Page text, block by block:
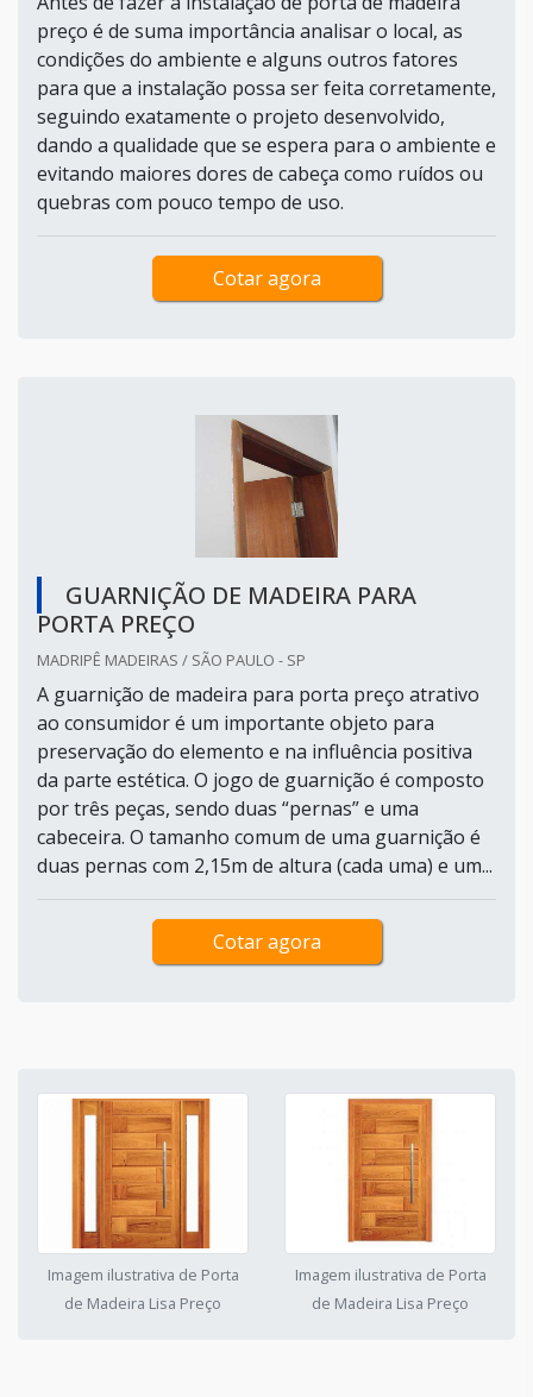
preço é de suma importância analisar o local, as
condições do ambiente e alguns outros fatores
para que a instalação possa ser feita corretamente,
seguindo exatamente o projeto desenvolvido,
dando a qualidade que se espera para o ambiente e
evitando maiores dores de cabeça como ruídos ou
quebras com pouco tempo de uso.
Cotar agora
GUARNIÇÃO DE MADEIRA PARA
PORTA PREÇO
MADRIPÊ MADEIRAS / SÃO PAULO - SP
A guarnição de madeira para porta preço atrativo
ao consumidor é um importante objeto para
preservação do elemento e na influência positiva
da parte estética. O jogo de guarnição é composto
por três peças, sendo duas “pernas” e uma
cabeceira. O tamanho comum de uma guarnição é
duas pernas com 2,15m de altura (cada uma) e um...
Cotar agora
Imagem ilustrativa de Porta
de Madeira Lisa Preço
Imagem ilustrativa de Porta
de Madeira Lisa Preço